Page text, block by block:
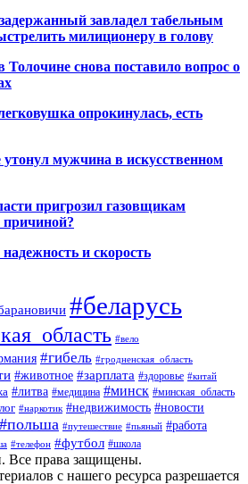
завладел табельным
милиционеру в голову
Толочине снова поставило вопрос о
опрокинулась, есть
мужчина в искусственном
пригрозил газовщикам
причиной?
и скорость
#беларусь
#вело
#гибель #гродненская_область
#животное #зарплата #здоровье #китай
#литва #медицина #минск #минская_область
#наркотик #недвижимость #новости
#польша #путешествие #пьяный #работа
#телефон #футбол #школа
Все права защищены.
с нашего ресурса разрешается